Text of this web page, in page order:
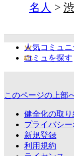
名人
人気コミュニ
コミュを探す
このページの上部
健全化の取り
プライバシ
新規登録
利用規約